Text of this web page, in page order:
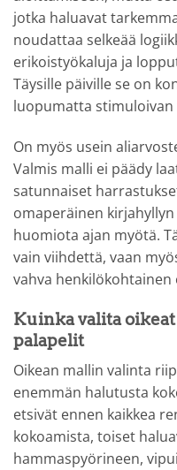
jotka haluavat
noudattaa selkeää
erikoistyökaluja ja
Täysille päiville se on
luopumatta stimuloivan
On myös usein
Valmis malli ei päädy
satunnaiset
omaperäinen
huomiota ajan myötä.
vain viihdettä, vaan
vahva henkilökohtainen
Kuinka valita
palapelit
Oikean mallin valinta
enemmän halutusta
etsivät ennen kaikkea
kokoamista, toiset
hammaspyörineen,